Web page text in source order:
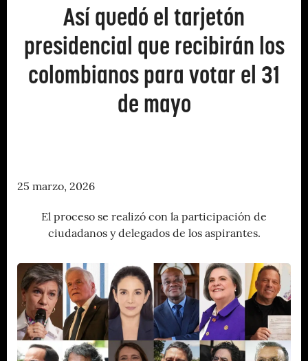
Así quedó el tarjetón
presidencial que recibirán los
colombianos para votar el 31
de mayo
25 marzo, 2026
El proceso se realizó con la participación de
ciudadanos y delegados de los aspirantes.